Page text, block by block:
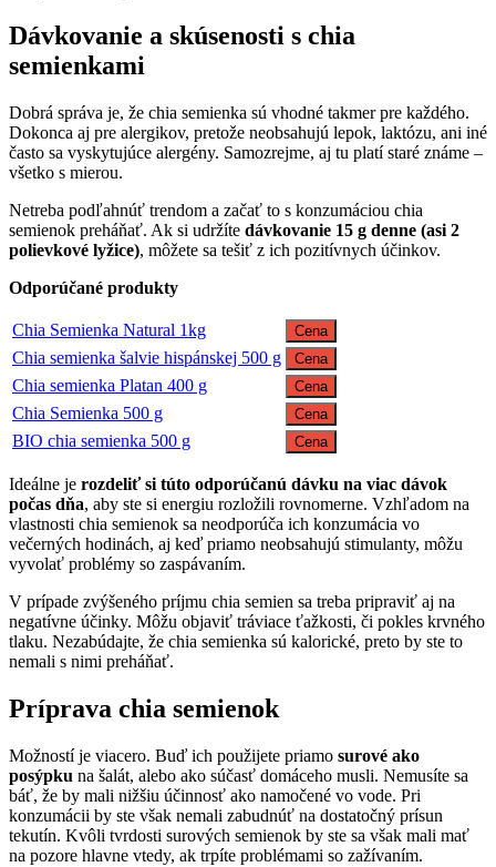
Dávkovanie a skúsenosti s chia
semienkami
Dobrá správa je, že chia semienka sú vhodné takmer pre každého.
Dokonca aj pre alergikov, pretože neobsahujú lepok, laktózu, ani iné
často sa vyskytujúce alergény. Samozrejme, aj tu platí staré známe –
všetko s mierou.
Netreba podľahnúť trendom a začať to s konzumáciou chia
semienok preháňať. Ak si udržíte dávkovanie 15 g denne (asi 2
polievkové lyžice), môžete sa tešiť z ich pozitívnych účinkov.
Odporúčané produkty
Chia Semienka Natural 1kg Cena
Chia semienka šalvie hispánskej 500 g Cena
Chia semienka Platan 400 g Cena
Chia Semienka 500 g Cena
BIO chia semienka 500 g Cena
Ideálne je rozdeliť si túto odporúčanú dávku na viac dávok
počas dňa, aby ste si energiu rozložili rovnomerne. Vzhľadom na
vlastnosti chia semienok sa neodporúča ich konzumácia vo
večerných hodinách, aj keď priamo neobsahujú stimulanty, môžu
vyvolať problémy so zaspávaním.
V prípade zvýšeného príjmu chia semien sa treba pripraviť aj na
negatívne účinky. Môžu objaviť tráviace ťažkosti, či pokles krvného
tlaku. Nezabúdajte, že chia semienka sú kalorické, preto by ste to
nemali s nimi preháňať.
Príprava chia semienok
Možností je viacero. Buď ich použijete priamo surové ako
posýpku na šalát, alebo ako súčasť domáceho musli. Nemusíte sa
báť, že by mali nižšiu účinnosť ako namočené vo vode. Pri
konzumácii by ste však nemali zabudnúť na dostatočný prísun
tekutín. Kvôli tvrdosti surových semienok by ste sa však mali mať
na pozore hlavne vtedy, ak trpíte problémami so zažívaním.